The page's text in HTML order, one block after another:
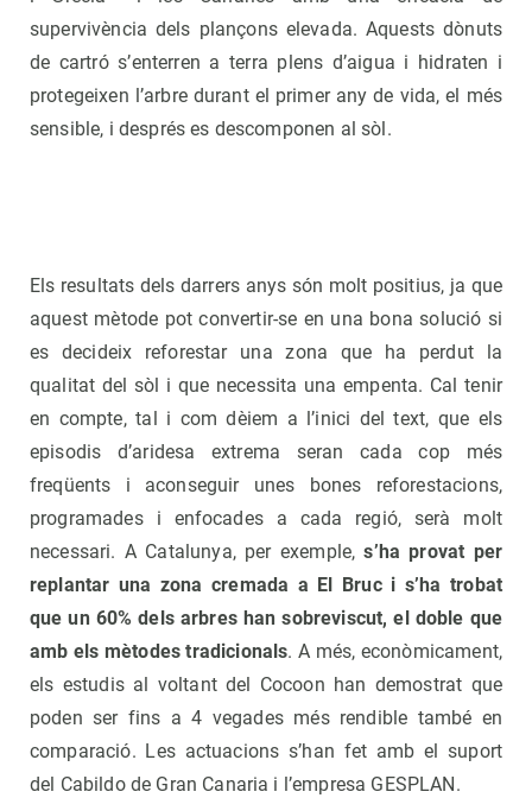
supervivència dels plançons elevada. Aquests dònuts
de cartró s’enterren a terra plens d’aigua i hidraten i
protegeixen l’arbre durant el primer any de vida, el més
sensible, i després es descomponen al sòl.
Els resultats dels darrers anys són molt positius, ja que
aquest mètode pot convertir-se en una bona solució si
es decideix reforestar una zona que ha perdut la
qualitat del sòl i que necessita una empenta. Cal tenir
en compte, tal i com dèiem a l’inici del text, que els
episodis d’aridesa extrema seran cada cop més
freqüents i aconseguir unes bones reforestacions,
programades i enfocades a cada regió, serà molt
necessari. A Catalunya, per exemple,s’ha provat per
replantar una zona cremada a El Bruc i s’ha trobat
que un 60% dels arbres han sobreviscut, el doble que
amb els mètodes tradicionals. A més, econòmicament,
els estudis al voltant del Cocoon han demostrat que
poden ser fins a 4 vegades més rendible també en
comparació. Les actuacions s’han fet amb el suport
del Cabildo de Gran Canaria i l’empresa GESPLAN.